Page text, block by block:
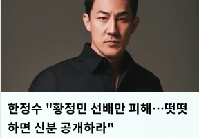
한정수 "황정민 선배만 피해…떳떳
하면 신분 공개하라"